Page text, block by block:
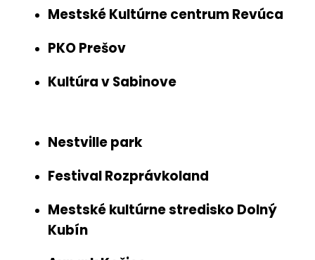
Mestské Kultúrne centrum Revúca
PKO Prešov
Kultúra v Sabinove
Nestville park
Festival Rozprávkoland
Mestské kultúrne stredisko Dolný
Kubín